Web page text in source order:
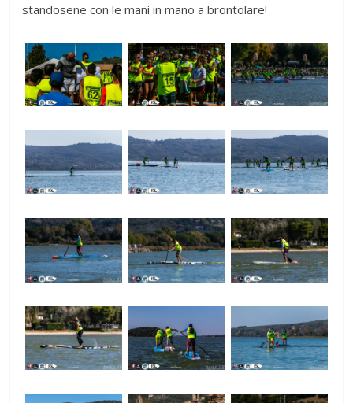
standosene con le mani in mano a brontolare!